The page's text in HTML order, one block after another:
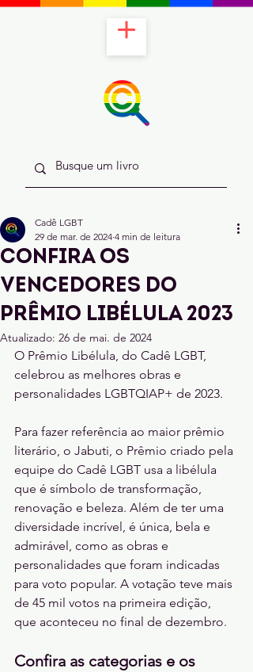
Confira os
vencedores do
prêmio libélula 2023
Cadê LGBT
29 de mar. de 2024 4 min de leitura
Atualizado: 26 de mai. de 2024
O Prêmio Libélula, do Cadê LGBT,
celebrou as melhores obras e
personalidades LGBTQIAP+ de 2023.
Para fazer referência ao maior prêmio
literário, o Jabuti, o Prêmio criado pela
equipe do Cadê LGBT usa a libélula
que é símbolo de transformação,
renovação e beleza. Além de ter uma
diversidade incrível, é única, bela e
admirável, como as obras e
personalidades que foram indicadas
para voto popular. A votação teve mais
de 45 mil votos na primeira edição,
que aconteceu no final de dezembro.
Confira as categorias e os